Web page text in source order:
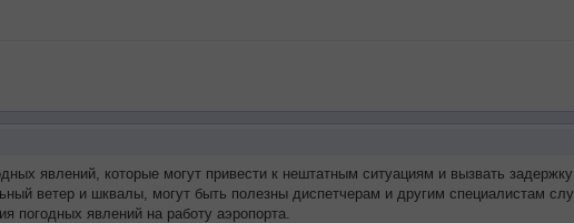
явлений, которые могут привести к нештатным ситуациям и вызвать
ветер и шквалы, могут быть полезны диспетчерам и другим специалистам
погодных явлений на работу аэропорта.